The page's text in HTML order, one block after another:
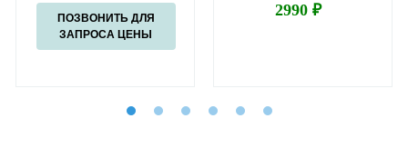
ПОЗВОНИТЬ ДЛЯ
ЗАПРОСА ЦЕНЫ
2990 ₽